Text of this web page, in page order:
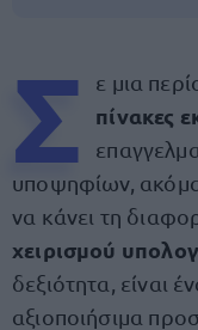
Σ ε μια
πίνακες
υποψηφίων,
να κάνει τη
χειρισμού
δεξιότητα, είναι
αξιοποιήσιμα